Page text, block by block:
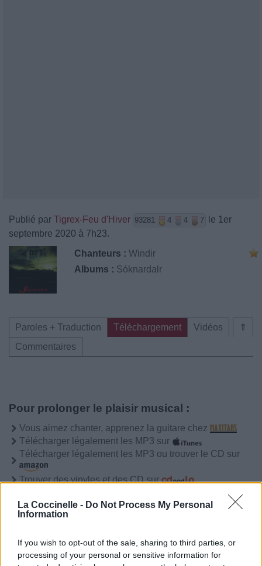
La Coccinelle - Do Not Process My Personal
Information
If you wish to opt-out of the sale, sharing to third parties, or
processing of your personal or sensitive information for
Publié par Tigrex-Feu d'Hiver 93281 4 4 7
le 1er
septembre 2020 à 7h23.
Chanteurs : Windir
Albums : Sóknardalr
⇑
Paroles + Traduction Téléchargement
Vidéos
Commentaires
Pour prolonger le plaisir musical :
Vous aimez chanter, apprenez la guitare chez
Télécharger légalement les MP3 sur
Télécharger légalement les MP3 ou trouver le CD sur
Trouver des vinyles et des CD sur
Trouver un instrument de musique ou une partition au
meilleur prix sur
Paroles + Traduction Téléchargement
Vidéos